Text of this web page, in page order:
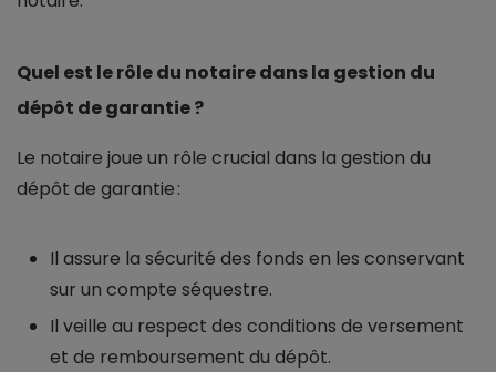
Quel est le rôle du notaire dans la gestion du
dépôt de garantie ?
Le notaire joue un rôle crucial dans la gestion du
dépôt de garantie :
Il assure la sécurité des fonds en les conservant
sur un compte séquestre.
Il veille au respect des conditions de versement
et de remboursement du dépôt.